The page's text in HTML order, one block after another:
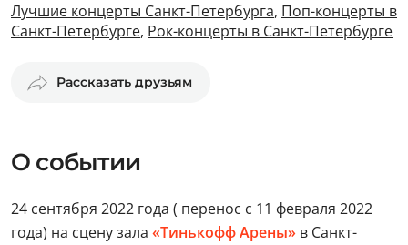
Лучшие концерты Санкт-Петербурга, Поп-концерты в
Санкт-Петербурге, Рок-концерты в Санкт-Петербурге
Рассказать друзьям
О событии
24 сентября 2022 года ( перенос с 11 февраля 2022
года) на сцену зала «Тинькофф Арены» в Санкт-